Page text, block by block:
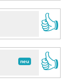
👍
neu
👍